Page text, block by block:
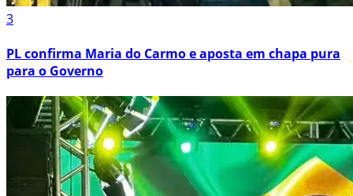
3
PL confirma Maria do Carmo e aposta em chapa pura
para o Governo